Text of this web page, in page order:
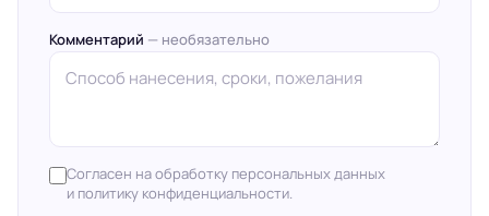
Комментарий — необязательно
Согласен на обработку персональных данных
и политику конфиденциальности.